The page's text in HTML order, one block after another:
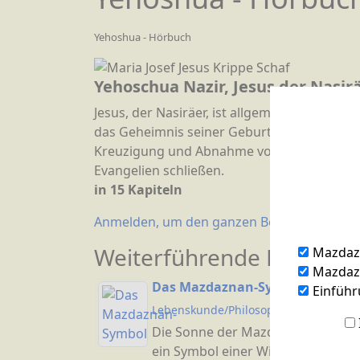
Yehoshua - Hörbuch
Yehoschua Nazir, Jesus der
Jesus, der Nasiräer, ist allgemein bekannt
das Geheimnis seiner Geburt, zeigt die
Kreuzigung und Abnahme vom Kreuz.
Evangelien schließen.
in 15 Kapiteln
Anmelden, um den ganzen Beitrag zu lesen
Weiterführende Beiträge
Das Mazdaznan-Symbol
Lebenskunde/Philosophie
Die Sonne der Mazdaznan-Lehre
ein Symbol einer Wissenschaft, die